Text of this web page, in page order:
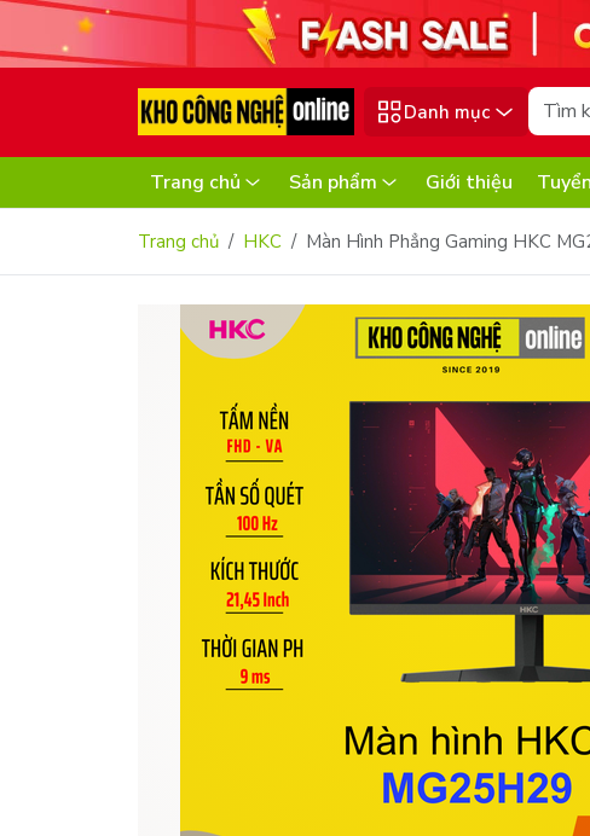
Danh mục
Trang chủ Sản phẩm Giới thiệu
Trang chủ HKC Màn Hình Phẳng Gaming HKC